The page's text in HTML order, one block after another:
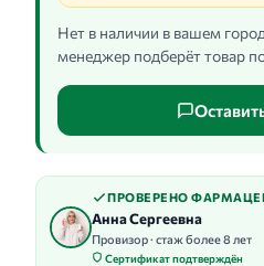
Нет в наличии в вашем
менеджер подберёт товар
ПРОВЕРЕНО
Анна Сергеевна
Провизор · стаж более 8 лет
Сертификат подтверждён